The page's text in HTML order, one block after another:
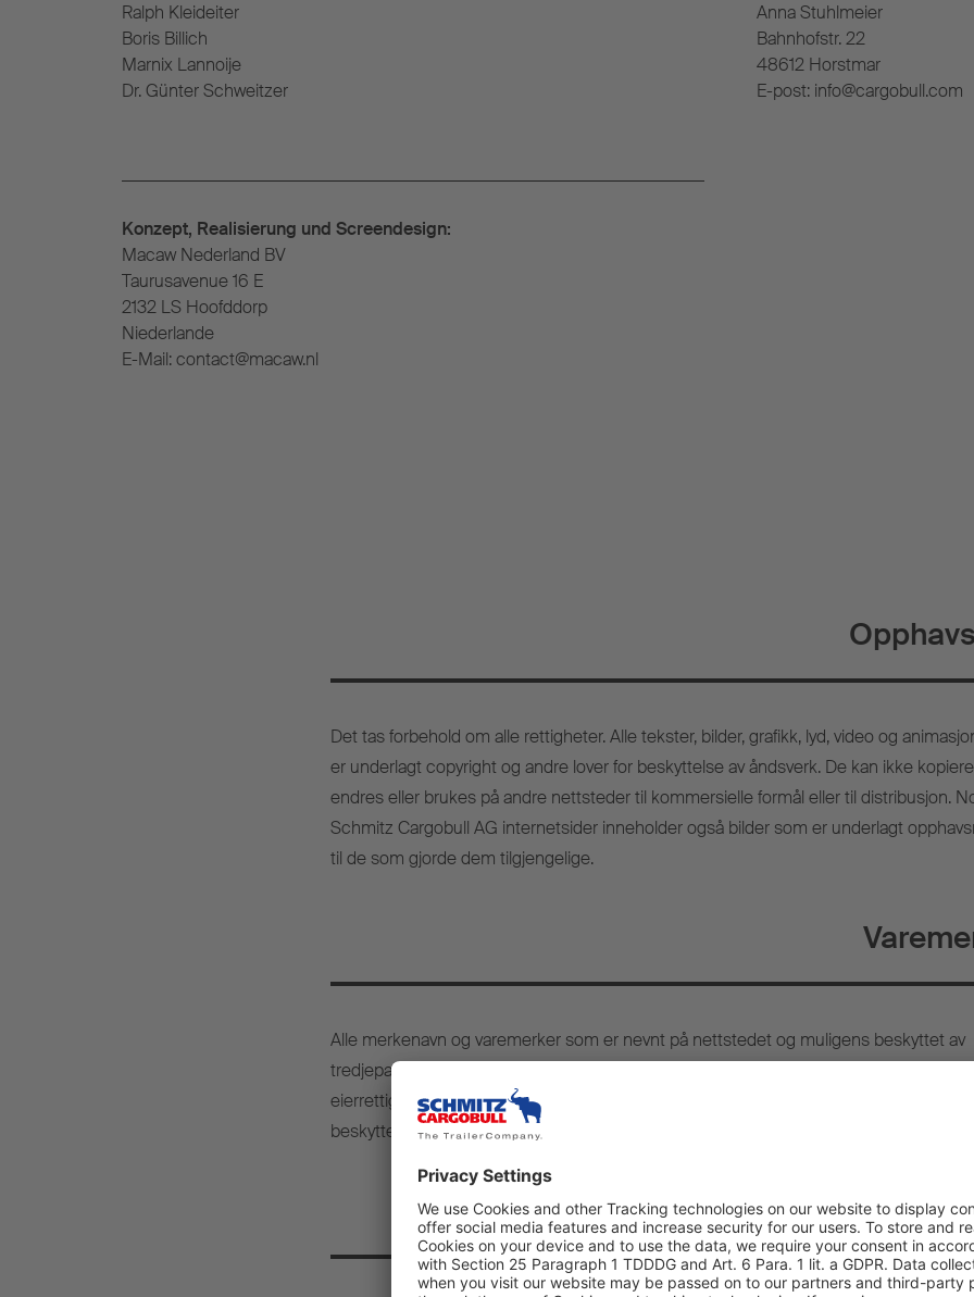
Ralph Kleideiter​
Boris Billich
Marnix Lannoije
Dr. Günter Schweitzer
Anna Stuhlmeier
Bahnhofstr. 22
48612 Horstmar
E-post: info@cargobull.com
Konzept, Realisierung und Screendesign:
Macaw Nederland BV
Taurusavenue 16 E
2132 LS Hoofddorp
Niederlande
E-Mail: contact@macaw.nl
Det tas forbehold om alle rettigheter. Alle tekster, bilder, grafikk, lyd, video og
er underlagt copyright og andre lover for beskyttelse av åndsverk. De kan ikke
endres eller brukes på andre nettsteder til kommersielle formål eller til distribusjon.
Schmitz Cargobull AG internetsider inneholder også bilder som er underlagt
til de som gjorde dem tilgjengelige.
Alle merkenavn og varemerker som er nevnt på nettstedet og muligens beskyttet av
tredjepart er underlagt begrensninger til bestemmelsene i gjeldende varemerkelov
eierrettighetene til den respektive registrerte eieren. Konklusjonen om at varemerker
beskyttet av rettighetene til tredjeparter bør ikke trekkes bare fordi de er nevnt.